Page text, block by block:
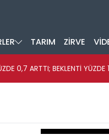
TARIM ZİRVE
0,7 ARTTI; BEKLENTİ YÜZDE